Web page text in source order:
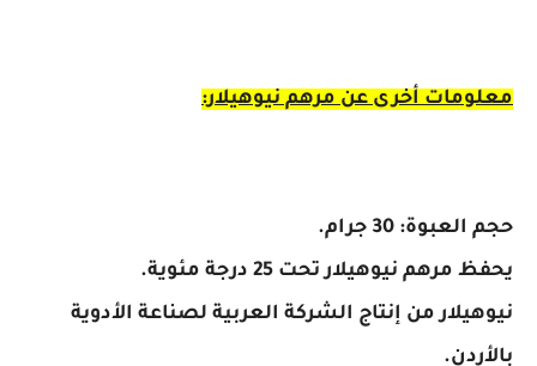
معلومات أخرى عن مرهم نيوهيلار:
حجم العبوة: 30 جرام.
يحفظ مرهم نيوهيلار تحت 25 درجة مئوية.
نيوهيلار من إنتاج الشركة العربية لصناعة الأدوية
بالأردن.